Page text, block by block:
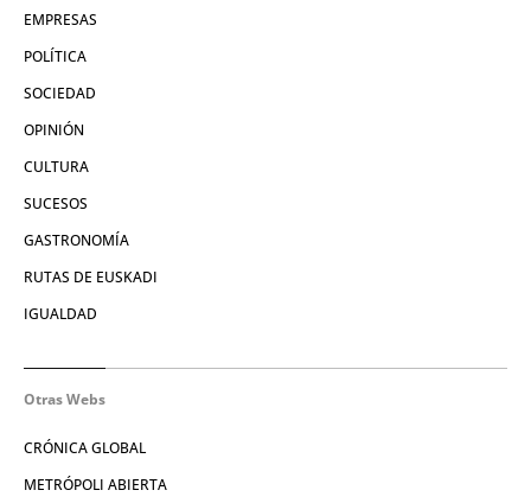
EMPRESAS
POLÍTICA
SOCIEDAD
OPINIÓN
CULTURA
SUCESOS
GASTRONOMÍA
RUTAS DE EUSKADI
IGUALDAD
Otras Webs
CRÓNICA GLOBAL
METRÓPOLI ABIERTA